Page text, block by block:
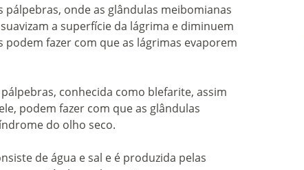
pálpebras, onde as glândulas meibomianas
a superfície da lágrima e diminuem
fazer com que as lágrimas evaporem
conhecida como blefarite, assim
podem fazer com que as glândulas
do olho seco.
de água e sal e é produzida pelas